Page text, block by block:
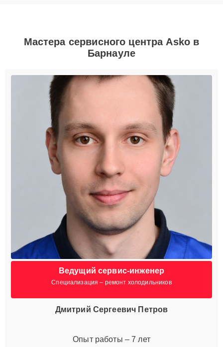
Мастера сервисного центра Asko в
Барнауле
Ведущий сервис-инженер
Специализация – ремонт холодильников
Дмитрий Сергеевич Петров
Опыт работы – 7 лет